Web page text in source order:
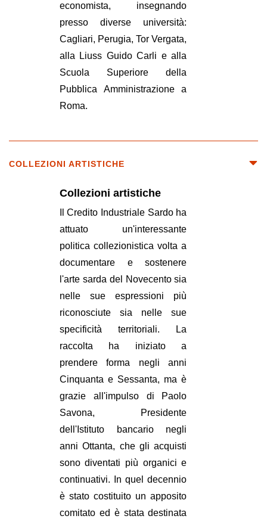
economista, insegnando
presso diverse università:
Cagliari, Perugia, Tor Vergata,
alla Liuss Guido Carli e alla
Scuola Superiore della
Pubblica Amministrazione a
Roma.
COLLEZIONI ARTISTICHE
Collezioni artistiche
Il Credito Industriale Sardo ha
attuato un'interessante
politica collezionistica volta a
documentare e sostenere
l'arte sarda del Novecento sia
nelle sue espressioni più
riconosciute sia nelle sue
specificità territoriali. La
raccolta ha iniziato a
prendere forma negli anni
Cinquanta e Sessanta, ma è
grazie all'impulso di Paolo
Savona, Presidente
dell'Istituto bancario negli
anni Ottanta, che gli acquisti
sono diventati più organici e
continuativi. In quel decennio
è stato costituito un apposito
comitato ed è stata destinata